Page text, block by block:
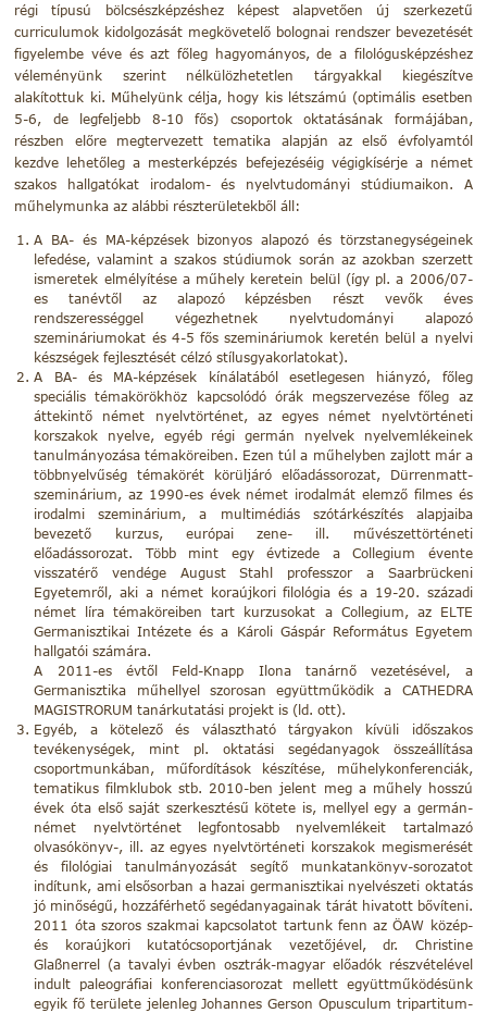
régi típusú bölcsészképzéshez képest alapvetően új szerkezetű
curriculumok kidolgozását megkövetelő bolognai rendszer bevezetését
figyelembe véve és azt főleg hagyományos, de a filológusképzéshez
véleményünk szerint nélkülözhetetlen tárgyakkal kiegészítve
alakítottuk ki. Műhelyünk célja, hogy kis létszámú (optimális esetben
5-6, de legfeljebb 8-10 fős) csoportok oktatásának formájában,
részben előre megtervezett tematika alapján az első évfolyamtól
kezdve lehetőleg a mesterképzés befejezéséig végigkísérje a német
szakos hallgatókat irodalom- és nyelvtudományi stúdiumaikon. A
műhelymunka az alábbi részterületekből áll:
A BA- és MA-képzések bizonyos alapozó és törzstanegységeinek
lefedése, valamint a szakos stúdiumok során az azokban szerzett
ismeretek elmélyítése a műhely keretein belül (így pl. a 2006/07-
es tanévtől az alapozó képzésben részt vevők éves
rendszerességgel végezhetnek nyelvtudományi alapozó
szemináriumokat és 4-5 fős szemináriumok keretén belül a nyelvi
készségek fejlesztését célzó stílusgyakorlatokat).
A BA- és MA-képzések kínálatából esetlegesen hiányzó, főleg
speciális témakörökhöz kapcsolódó órák megszervezése főleg az
áttekintő német nyelvtörténet, az egyes német nyelvtörténeti
korszakok nyelve, egyéb régi germán nyelvek nyelvemlékeinek
tanulmányozása témaköreiben. Ezen túl a műhelyben zajlott már a
többnyelvűség témakörét körüljáró előadássorozat, Dürrenmatt-
szeminárium, az 1990-es évek német irodalmát elemző filmes és
irodalmi szeminárium, a multimédiás szótárkészítés alapjaiba
bevezető kurzus, európai zene- ill. művészettörténeti
előadássorozat. Több mint egy évtizede a Collegium évente
visszatérő vendége August Stahl professzor a Saarbrückeni
Egyetemről, aki a német koraújkori filológia és a 19-20. századi
német líra témaköreiben tart kurzusokat a Collegium, az ELTE
Germanisztikai Intézete és a Károli Gáspár Református Egyetem
hallgatói számára.
A 2011-es évtől Feld-Knapp Ilona tanárnő vezetésével, a
Germanisztika műhellyel szorosan együttműködik a CATHEDRA
MAGISTRORUM tanárkutatási projekt is (ld. ott).
Egyéb, a kötelező és választható tárgyakon kívüli időszakos
tevékenységek, mint pl. oktatási segédanyagok összeállítása
csoportmunkában, műfordítások készítése, műhelykonferenciák,
tematikus filmklubok stb. 2010-ben jelent meg a műhely hosszú
évek óta első saját szerkesztésű kötete is, mellyel egy a germán-
német nyelvtörténet legfontosabb nyelvemlékeit tartalmazó
olvasókönyv-, ill. az egyes nyelvtörténeti korszakok megismerését
és filológiai tanulmányozását segítő munkatankönyv-sorozatot
indítunk, ami elsősorban a hazai germanisztikai nyelvészeti oktatás
jó minőségű, hozzáférhető segédanyagainak tárát hivatott bővíteni.
2011 óta szoros szakmai kapcsolatot tartunk fenn az ÖAW közép-
és koraújkori kutatócsoportjának vezetőjével, dr. Christine
Glaßnerrel (a tavalyi évben osztrák-magyar előadók részvételével
indult paleográfiai konferenciasorozat mellett együttműködésünk
egyik fő területe jelenleg Johannes Gerson Opusculum tripartitum-